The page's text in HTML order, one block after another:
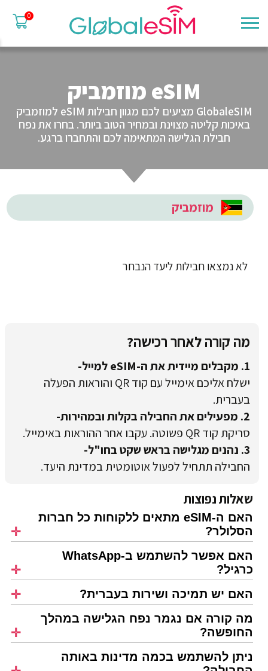
0
eSIM מוזמביק
GlobaleSIM מציעים לכם מגוון חבילות eSIM למוזמביק
באיכות קליטה מצוינת ובמחיר הטוב ביותר. בחרו את נפח
חבילת הגלישה המתאימה לכם והתחברו ברגע.
מוזמביק
לא נמצאו חבילות ליעד הנבחר
מה קורה לאחר רכישה?
1. מקבלים מיידית את ה-eSIM למייל-
ישלח אליכם אימייל עם קוד QR והוראות הפעלה
בעברית.
2. מפעילים את החבילה בקלות ובמהירות-
סריקת קוד QR פשוטה. עקבו אחר ההוראות באימייל.
3. נהנים מגלישה בראש שקט בחו"ל-
החבילה תתחיל לפעול אוטומטית במדינת היעד.
שאלות נפוצות
האם ה-eSIM מתאים ללקוחות כל חברות
הסלולר?
האם אפשר להשתמש ב-WhatsApp
כרגיל?
האם יש תמיכה ושירות בעברית?
מה קורה אם נגמר נפח הגלישה במהלך
החופשה?
ניתן להשתמש בכמה מדינות באותה